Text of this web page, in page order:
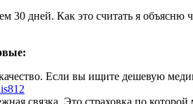
30 дней. Как это считать я
Если вы ищите дешевую
связка. Это страховка по